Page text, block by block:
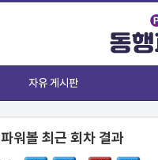
자유 게시판
워볼 최근 회차 결과